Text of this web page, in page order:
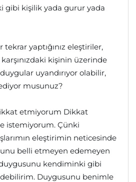
gibi kişilik yada gurur yada
tekrar yaptığınız eleştiriler,
kişinin üzerinde
uyandırıyor olabilir,
musunuz?
etmiyorum Dikkat
istemiyorum. Çünki
eleştirimin neticesinde
belli etmeyen edemeyen
kendiminki gibi
Duygusunu benimle